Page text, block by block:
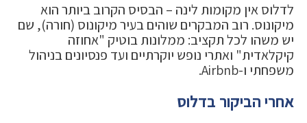
לדלוס אין מקומות לינה – הבסיס הקרוב ביותר הוא
מיקונוס. רוב המבקרים שוהים בעיר מיקונוס (חורה), שם
יש משהו לכל תקציב: ממלונות בוטיק "אחוזה
קיקלאדית" ואתרי נופש יוקרתיים ועד פנסיונים בניהול
משפחתי ו-Airbnb.
אחרי הביקור בדלוס